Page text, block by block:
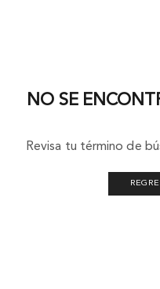
NO SE
Revisa tu término de